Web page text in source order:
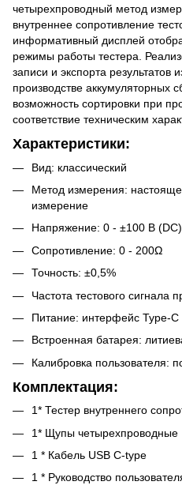
четырехпроводный метод
внутреннее сопротивление
информативный дисплей
режимы работы тестера.
записи и экспорта
производстве аккумуляторных
возможность сортировки при
соответствие техническим
Характеристики:
Вид: классический
Метод измерения:
измерение
Напряжение: 0 - ±100 В (DC)
Сопротивление: 0 - 200Ω
Точность: ±0,5%
Частота тестового сигнала
Питание: интерфейс Type-
Встроенная батарея:
Калибровка пользователя:
Комплектация:
1* Тестер внутреннего
1* Щупы четырехпроводные
1 * Кабель USB C-type
1 * Руководство